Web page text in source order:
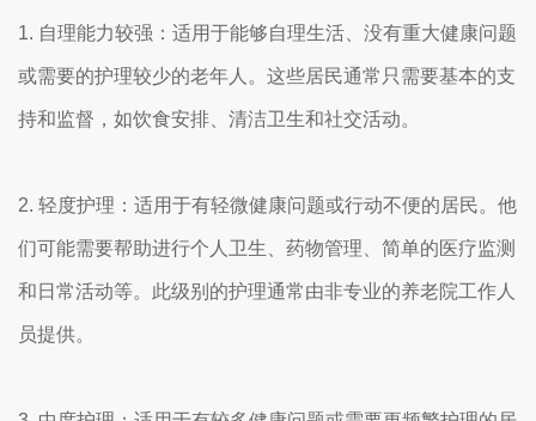
1. 自理能力较强：适用于能够自理生活、没有重大健康问题
或需要的护理较少的老年人。这些居民通常只需要基本的支
持和监督，如饮食安排、清洁卫生和社交活动。
2. 轻度护理：适用于有轻微健康问题或行动不便的居民。他
们可能需要帮助进行个人卫生、药物管理、简单的医疗监测
和日常活动等。此级别的护理通常由非专业的养老院工作人
员提供。